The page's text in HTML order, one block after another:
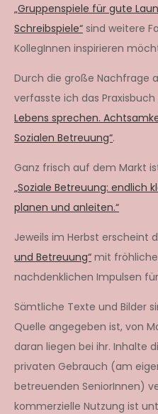
„Gruppenspiele für gute
Schreibspiele“ sind weitere
KollegInnen inspirieren
Durch die große Nachfrage
verfasste ich das Praxisbuch
Lebens sprechen.
Sozialen Betreuung“.
Ganz frisch auf dem Markt
„Soziale Betreuung: endlich
planen und anleiten.“
Jeweils im Herbst erscheint
und Betreuung“ mit
nachdenklichen Impulsen
Sämtliche Texte und Bilder
Quelle angegeben ist, von
daran liegen bei ihr. Inhalte
privaten Gebrauch (am
betreuenden SeniorInnen)
kommerzielle Nutzung ist